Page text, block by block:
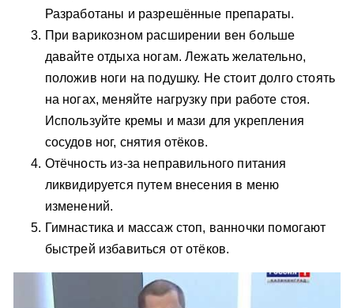
Разработаны и разрешённые препараты.
При варикозном расширении вен больше
давайте отдыха ногам. Лежать желательно,
положив ноги на подушку. Не стоит долго стоять
на ногах, меняйте нагрузку при работе стоя.
Используйте кремы и мази для укрепления
сосудов ног, снятия отёков.
Отёчность из-за неправильного питания
ликвидируется путем внесения в меню
изменений.
Гимнастика и массаж стоп, ванночки помогают
быстрей избавиться от отёков.